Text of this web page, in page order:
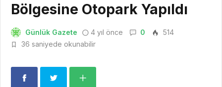
Bölgesine Otopark Yapıldı
Günlük Gazete 4 yıl önce 0
514
36 saniyede okunabilir